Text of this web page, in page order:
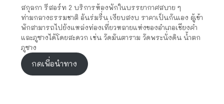
สกุลกา รีสอร์ท 2 บริการห้องพักในบรรยากาศสบาย ๆ
ท่ามกลางธรรมชาติ อันร่มรื่น เงียบสงบ ราคาเป็นกันเอง ผู้เข้า
พักสามารถไปยังแหล่งท่องเที่ยวหลายแห่งของอำเภอเชียงคำ
และภูซางได้โดยสะดวก เช่น วัดมันตาราม วัดพระนั่งดิน น้ำตก
ภูซาง
กดเพื่อนำทาง